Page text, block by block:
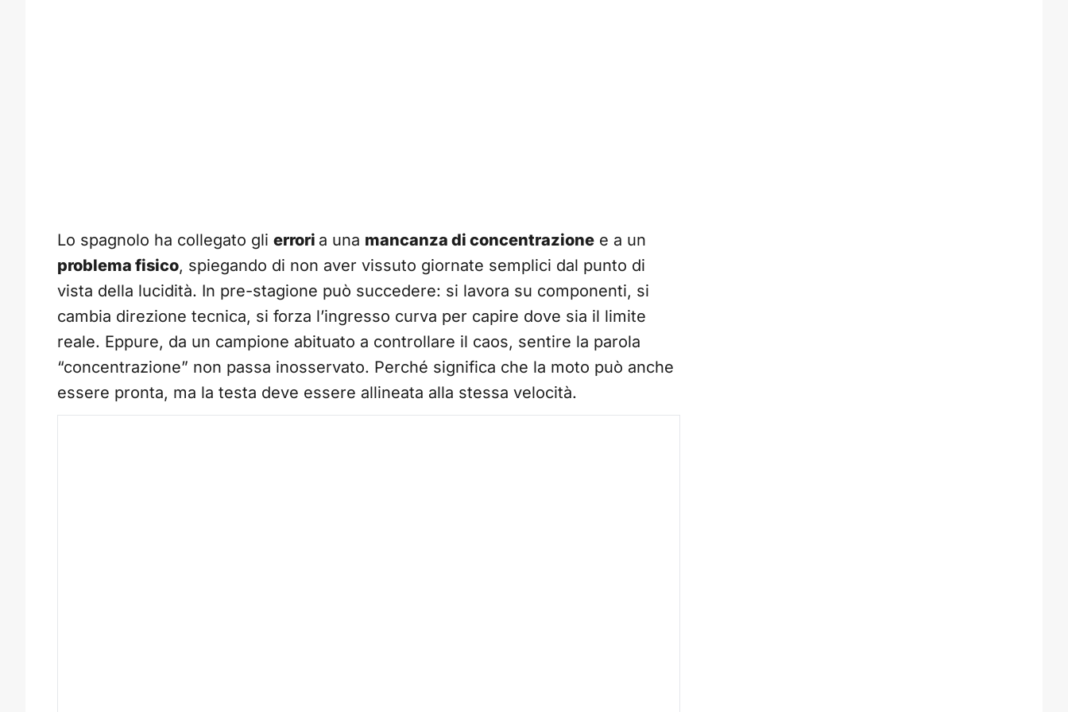
Lo spagnolo ha collegato gli errori a una mancanza di concentrazione e a un
problema fisico, spiegando di non aver vissuto giornate semplici dal punto di
vista della lucidità. In pre-stagione può succedere: si lavora su componenti, si
cambia direzione tecnica, si forza l’ingresso curva per capire dove sia il limite
reale. Eppure, da un campione abituato a controllare il caos, sentire la parola
“concentrazione” non passa inosservato. Perché significa che la moto può anche
essere pronta, ma la testa deve essere allineata alla stessa velocità.